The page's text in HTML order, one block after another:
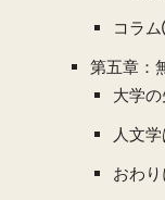
コラ
第五章：
大学
人文
おわり